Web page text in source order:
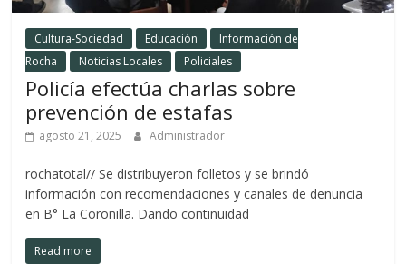
Cultura-Sociedad Educación
Información de
Rocha
Noticias Locales Policiales
Policía efectúa charlas sobre
prevención de estafas
agosto 21, 2025 Administrador
rochatotal// Se distribuyeron folletos y se brindó
información con recomendaciones y canales de denuncia
en B° La Coronilla. Dando continuidad
Read more